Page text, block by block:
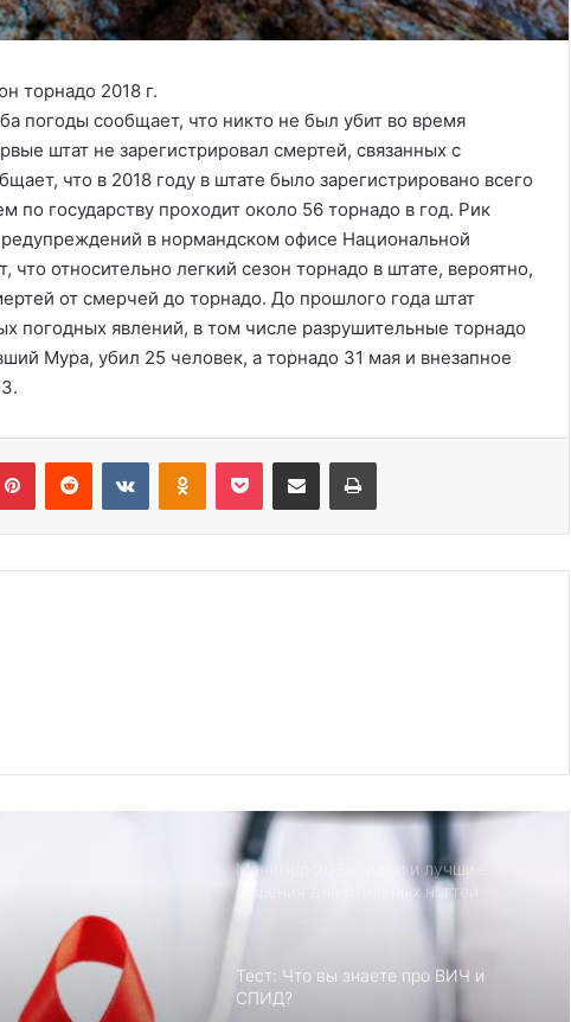
погоды сообщает, что никто не был убит во время
штат не зарегистрировал смертей, связанных с
что в 2018 году в штате было зарегистрировано всего
по государству проходит около 56 торнадо в год. Рик
в нормандском офисе Национальной
относительно легкий сезон торнадо в штате, вероятно,
от смерчей до торнадо. До прошлого года штат
погодных явлений, в том числе разрушительные торнадо
Мура, убил 25 человек, а торнадо 31 мая и внезапное
Создано новое лекарство против
мигрени
Новое исследование показывает,
что самые счастливые пары делают
это
счастливее после занятий йогой
Маникюр 2026: идеи и лучшие
решения для стильных ногтей
Тест: Что вы знаете про ВИЧ и
СПИД?